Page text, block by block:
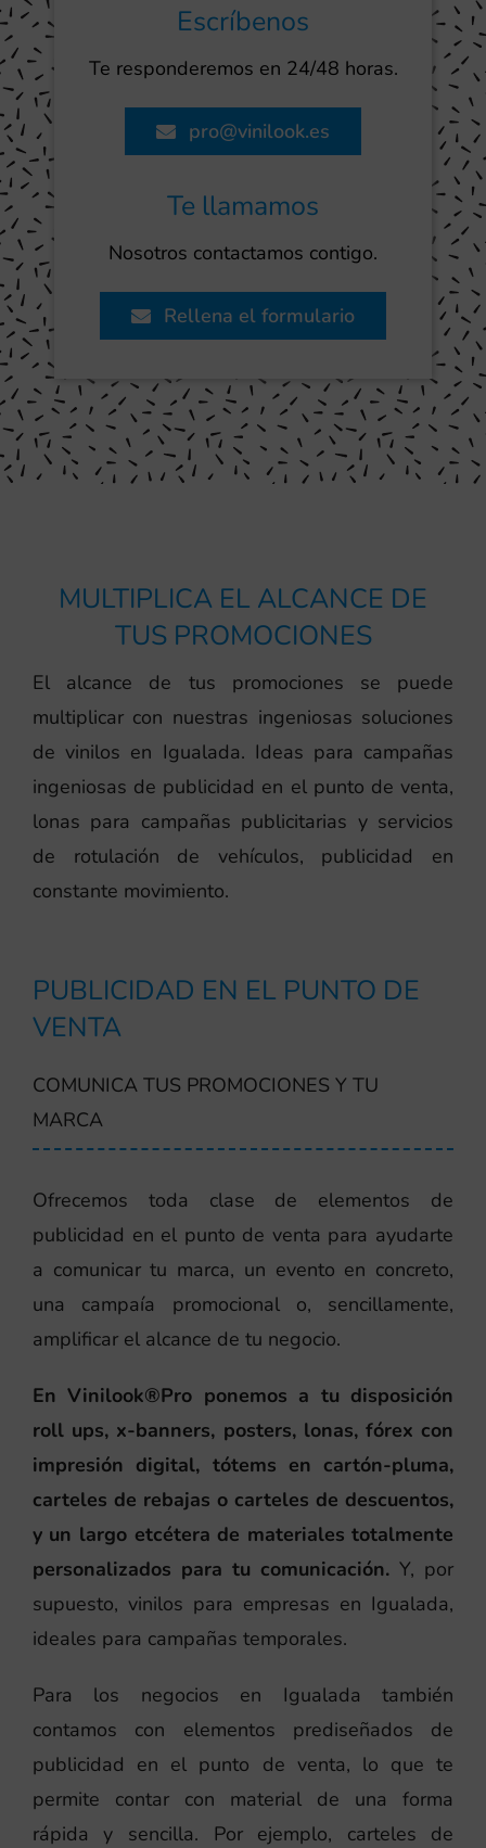
Escríbenos
Te responderemos en 24/48 horas.
pro@vinilook.es
Te llamamos
Nosotros contactamos contigo.
Rellena el formulario
MULTIPLICA EL ALCANCE DE
TUS PROMOCIONES
El alcance de tus promociones se puede
multiplicar con nuestras ingeniosas soluciones
de vinilos en Igualada. Ideas para campañas
ingeniosas de publicidad en el punto de venta,
lonas para campañas publicitarias y servicios
de rotulación de vehículos, publicidad en
constante movimiento.
PUBLICIDAD EN EL PUNTO DE
VENTA
COMUNICA TUS PROMOCIONES Y TU
MARCA
Ofrecemos toda clase de elementos de
publicidad en el punto de venta para ayudarte
a comunicar tu marca, un evento en concreto,
una campaía promocional o, sencillamente,
amplificar el alcance de tu negocio.
En Vinilook®Pro ponemos a tu disposición
roll ups, x-banners, posters, lonas, fórex con
impresión digital, tótems en cartón-pluma,
carteles de rebajas o carteles de descuentos,
y un largo etcétera de materiales totalmente
personalizados para tu comunicación. Y, por
supuesto, vinilos para empresas en Igualada,
ideales para campañas temporales.
Para los negocios en Igualada también
contamos con elementos prediseñados de
publicidad en el punto de venta, lo que te
permite contar con material de una forma
rápida y sencilla. Por ejemplo, carteles de